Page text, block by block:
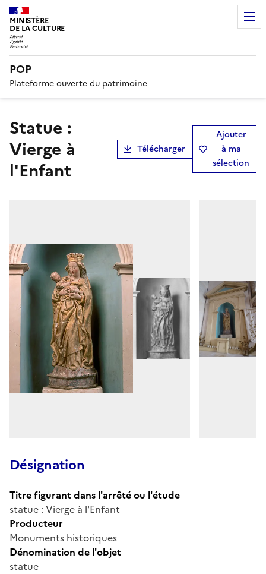
MINISTÈRE
DE LA CULTURE
POP
Plateforme ouverte du patrimoine
statue :
Vierge à
l'Enfant
Télécharger
Ajouter
à ma
sélection
Désignation
Titre figurant dans l'arrêté ou l'étude
statue : Vierge à l'Enfant
Producteur
Monuments historiques
Dénomination de l'objet
statue